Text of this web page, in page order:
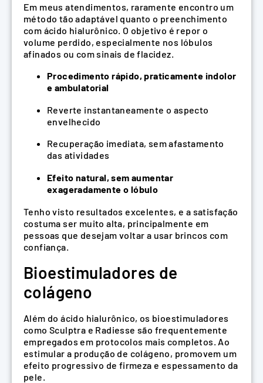
Em meus atendimentos, raramente encontro um
método tão adaptável quanto o preenchimento
com ácido hialurônico. O objetivo é repor o
volume perdido, especialmente nos lóbulos
afinados ou com sinais de flacidez.
Procedimento rápido, praticamente indolor
e ambulatorial
Reverte instantaneamente o aspecto
envelhecido
Recuperação imediata, sem afastamento
das atividades
Efeito natural, sem aumentar
exageradamente o lóbulo
Tenho visto resultados excelentes, e a satisfação
costuma ser muito alta, principalmente em
pessoas que desejam voltar a usar brincos com
confiança.
Bioestimuladores de
colágeno
Além do ácido hialurônico, os bioestimuladores
como Sculptra e Radiesse são frequentemente
empregados em protocolos mais completos. Ao
estimular a produção de colágeno, promovem um
efeito progressivo de firmeza e espessamento da
pele.